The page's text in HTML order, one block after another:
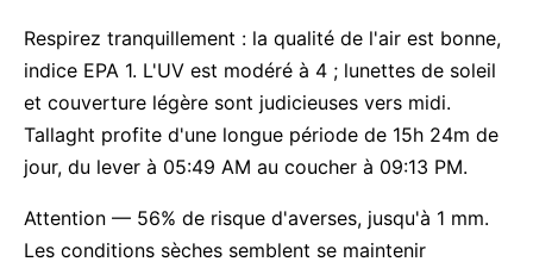
Respirez tranquillement : la qualité de l'air est bonne,
indice EPA 1. L'UV est modéré à 4 ; lunettes de soleil
et couverture légère sont judicieuses vers midi.
Tallaght profite d'une longue période de 15h 24m de
jour, du lever à 05:49 AM au coucher à 09:13 PM.
Attention — 56% de risque d'averses, jusqu'à 1 mm.
Les conditions sèches semblent se maintenir